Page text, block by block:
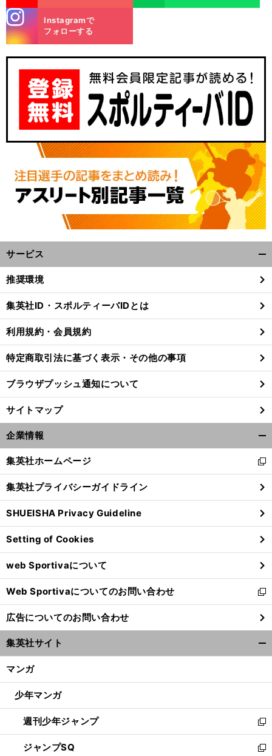
m
Instagramで
フォローする
サービス
閉
る
推奨環境
集英社ID・スポルティーバIDとは
利用規約・会員規約
特定商取引法に基づく表示・その他の事項
ブラウザプッシュ通知について
サイトマップ
企業情報
閉
る
集英社ホームページ
新
し
い
ウ
ィ
ン
ド
ウ
で
開
く
集英社プライバシーガイドライン
SHUEISHA Privacy Guideline
Setting of Cookies
web Sportivaについて
Web Sportivaについてのお問い合わせ
新
し
い
ウ
ィ
ン
ウ
開
く
広告についてのお問い合わせ
集英社サイト
マンガ
少年マンガ
週刊少年ジャンプ
新
し
い
ジャンプSQ
新